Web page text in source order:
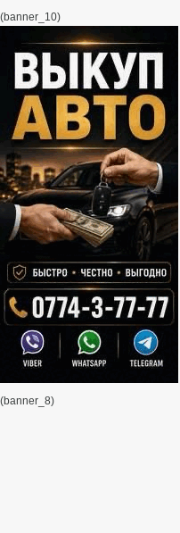
(banner_10)
(banner_8)